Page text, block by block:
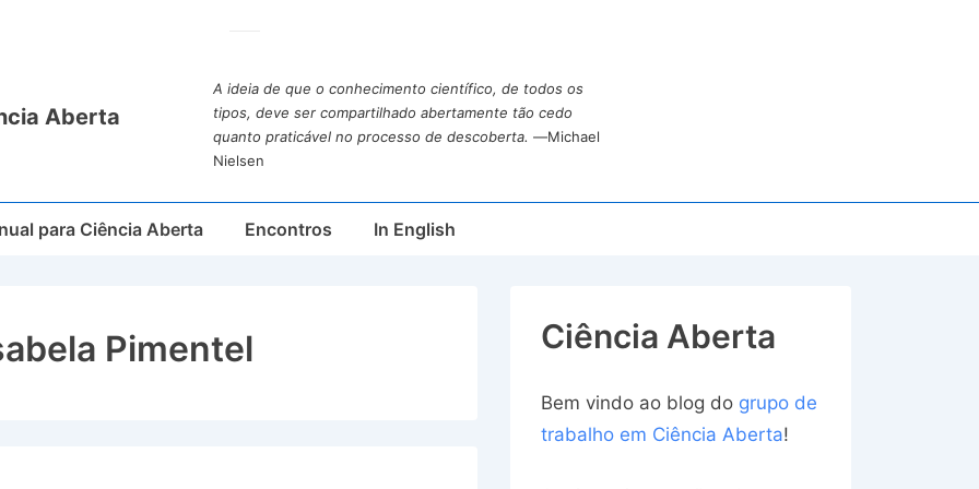
A ideia de que o conhecimento científico, de todos os
tipos, deve ser compartilhado abertamente tão cedo
quanto praticável no processo de descoberta. —Michael
Nielsen
Aberta
para Ciência Aberta Encontros In English
Pimentel Ciência Aberta
Bem vindo ao blog do grupo de
trabalho em Ciência Aberta!